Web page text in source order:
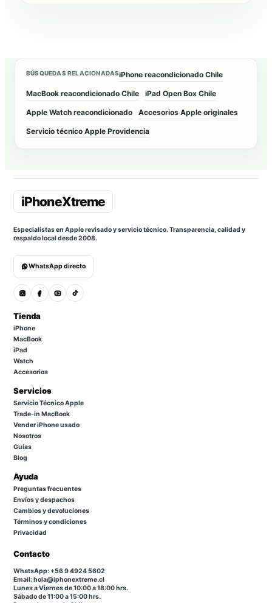
BÚSQUEDAS RELACIONADASiPhone reacondicionado Chile
MacBook reacondicionado Chile iPad Open Box Chile
Apple Watch reacondicionado Accesorios Apple originales
Servicio técnico Apple Providencia
Especialistas en Apple revisado y servicio técnico. Transparencia, calidad y
respaldo local desde 2008.
WhatsApp directo
Tienda
iPhone
MacBook
iPad
Watch
Accesorios
Servicios
Servicio Técnico Apple
Trade-in MacBook
Vender iPhone usado
Nosotros
Guías
Blog
Ayuda
Preguntas frecuentes
Envíos y despachos
Cambios y devoluciones
Términos y condiciones
Privacidad
Contacto
WhatsApp: +56 9 4924 5602
Email: hola@iphonextreme.cl
Lunes a Viernes de 10:00 a 18:00 hrs.
Sábado de 11:00 a 15:00 hrs.